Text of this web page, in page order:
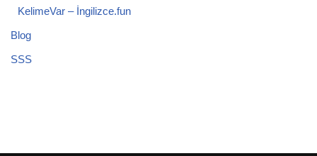
KelimeVar – İngilizce.fun
Blog
SSS